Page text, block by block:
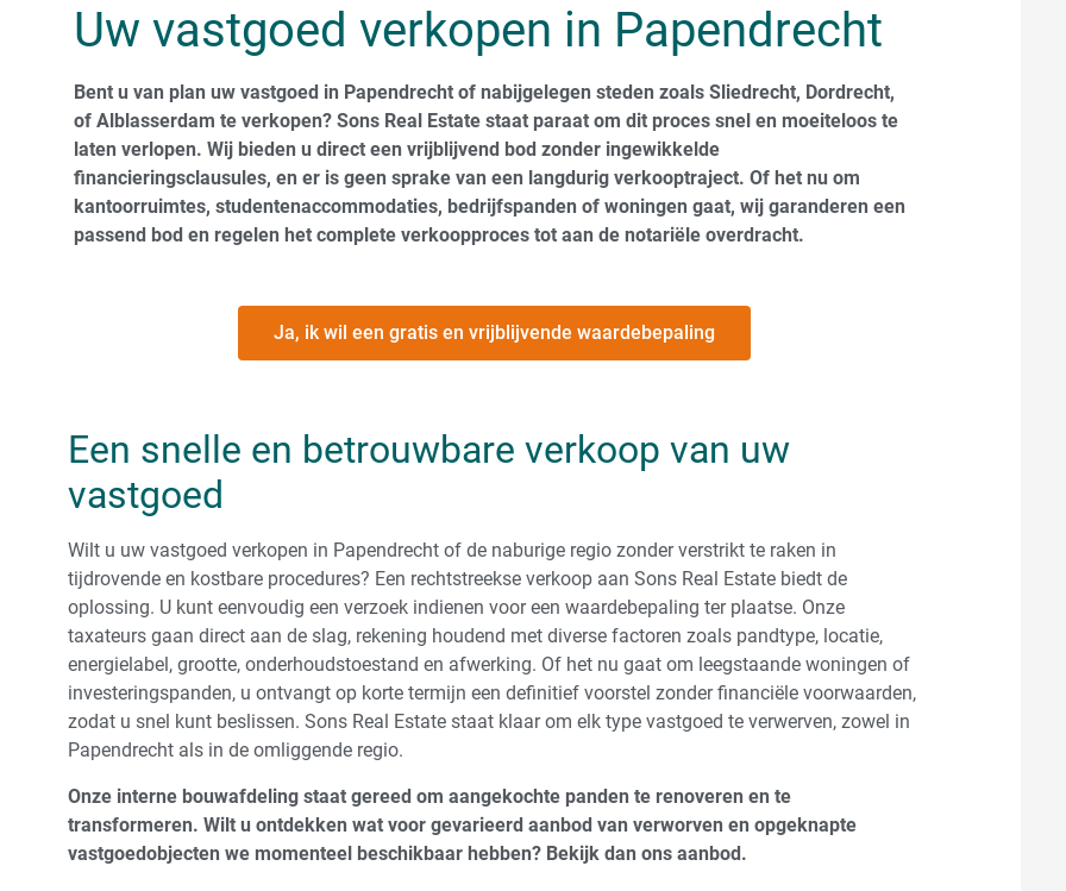
Uw vastgoed verkopen in Papendrecht
Bent u van plan uw vastgoed in Papendrecht of nabijgelegen steden zoals Sliedrecht, Dordrecht,
of Alblasserdam te verkopen? Sons Real Estate staat paraat om dit proces snel en moeiteloos te
laten verlopen. Wij bieden u direct een vrijblijvend bod zonder ingewikkelde
financieringsclausules, en er is geen sprake van een langdurig verkooptraject. Of het nu om
kantoorruimtes, studentenaccommodaties, bedrijfspanden of woningen gaat, wij garanderen een
passend bod en regelen het complete verkoopproces tot aan de notariële overdracht.
Ja, ik wil een gratis en vrijblijvende waardebepaling
Een snelle en betrouwbare verkoop van uw
vastgoed
Wilt u uw vastgoed verkopen in Papendrecht of de naburige regio zonder verstrikt te raken in
tijdrovende en kostbare procedures? Een rechtstreekse verkoop aan Sons Real Estate biedt de
oplossing. U kunt eenvoudig een verzoek indienen voor een waardebepaling ter plaatse. Onze
taxateurs gaan direct aan de slag, rekening houdend met diverse factoren zoals pandtype, locatie,
energielabel, grootte, onderhoudstoestand en afwerking. Of het nu gaat om leegstaande woningen of
investeringspanden, u ontvangt op korte termijn een definitief voorstel zonder financiële voorwaarden,
zodat u snel kunt beslissen. Sons Real Estate staat klaar om elk type vastgoed te verwerven, zowel in
Papendrecht als in de omliggende regio.
Onze interne bouwafdeling staat gereed om aangekochte panden te renoveren en te
transformeren. Wilt u ontdekken wat voor gevarieerd aanbod van verworven en opgeknapte
vastgoedobjecten we momenteel beschikbaar hebben? Bekijk dan ons aanbod.